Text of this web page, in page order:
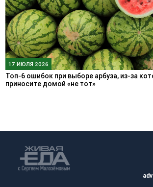
17 ИЮЛЯ 2026
Топ-6 ошибок при выборе арбуза, из-за
приносите домой «не тот»